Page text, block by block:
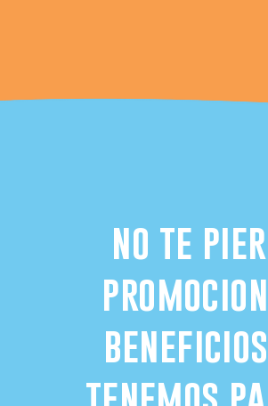
no te